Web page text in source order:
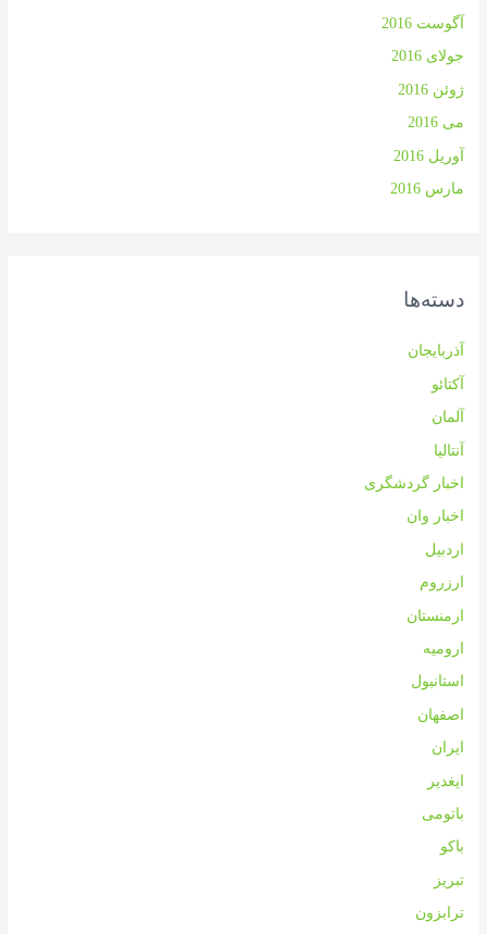
آگوست 2016
جولای 2016
ژوئن 2016
می 2016
آوریل 2016
مارس 2016
دسته‌ها
آذربایجان
آکتائو
آلمان
آنتالیا
اخبار گردشگری
اخبار وان
اردبیل
ارزروم
ارمنستان
ارومیه
استانبول
اصفهان
ایران
ایغدیر
باتومی
باکو
تبریز
ترابزون